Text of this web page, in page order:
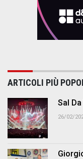
ARTICOLI PIÙ
Sal
26/02/